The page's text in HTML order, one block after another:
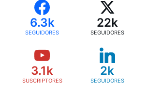
6.3k
SEGUIDORES
22k
SEGUIDORES
3.1k
SUSCRIPTORES
2k
SEGUIDORES